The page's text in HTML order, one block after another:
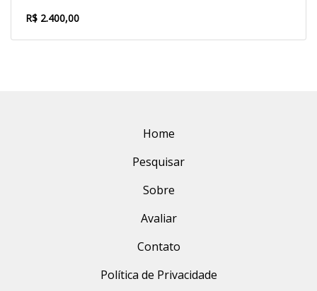
R$ 2.400,00
Home
Pesquisar
Sobre
Avaliar
Contato
Política de Privacidade